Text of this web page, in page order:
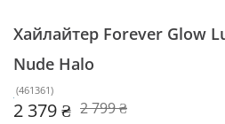
Хайлайтер Forever Glow
Nude Halo
(461361)
2 379 ₴ 2 799 ₴